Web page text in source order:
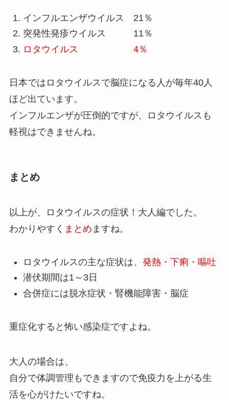
インフルエンザウイルス 21％
突発性発疹ウイルス 11％
ロタウイルス 4％
日本ではロタウイルスで脳症になる人が毎年40人
ほど出ています。
インフルエンザが圧倒的ですが、ロタウイルスも
軽視はできませんね。
まとめ
以上が、ロタウイルスの症状！大人編でした。
わかりやすく まとめ ますね。
ロタウイルスの主な症状は、 発熱・下痢・嘔吐
潜伏期間は1～3日
合併症には脱水症状・腎機能障害・脳症
重症化すると怖い感染症ですよね。
大人の場合は、
自分で体調管理もできますので免疫力を上がる生
活を心がけたいですね。